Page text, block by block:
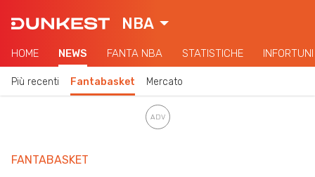
NBA
HOME NEWS FANTA NBA STATISTICHE INFORTUNI
Più recenti Fantabasket Mercato
FANTABASKET